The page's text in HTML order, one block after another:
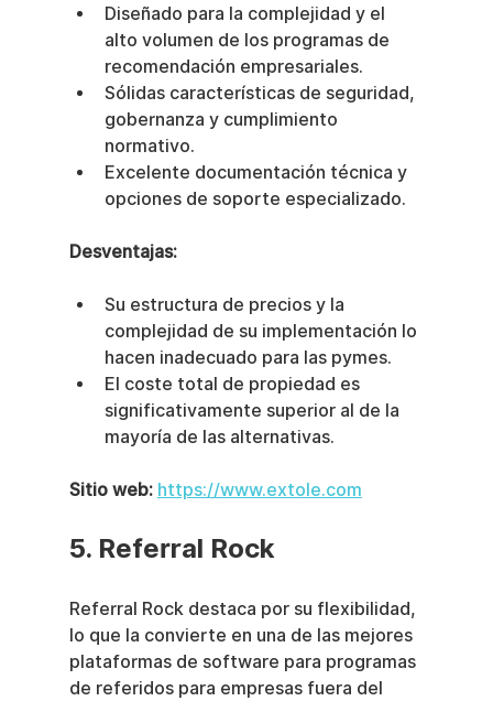
Diseñado para la complejidad y el
alto volumen de los programas de
recomendación empresariales.
Sólidas características de seguridad,
gobernanza y cumplimiento
normativo.
Excelente documentación técnica y
opciones de soporte especializado.
Desventajas:
Su estructura de precios y la
complejidad de su implementación lo
hacen inadecuado para las pymes.
El coste total de propiedad es
significativamente superior al de la
mayoría de las alternativas.
Sitio web: https://www.extole.com
5. Referral Rock
Referral Rock destaca por su flexibilidad,
lo que la convierte en una de las mejores
plataformas de software para programas
de referidos para empresas fuera del